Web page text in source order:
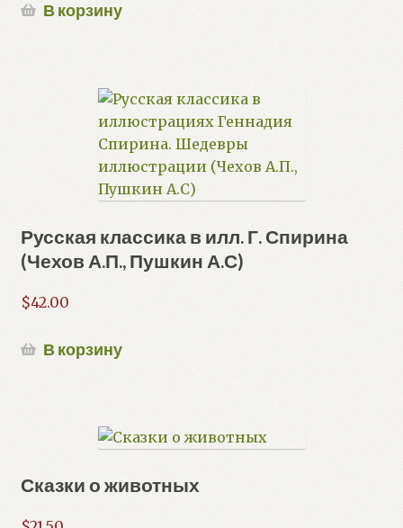
В корзину
Русская классика в илл. Г. Спирина
(Чехов А.П., Пушкин А.С)
$42.00
В корзину
Сказки о животных